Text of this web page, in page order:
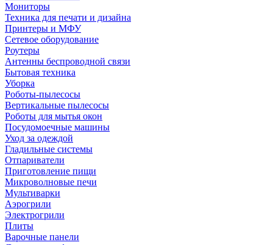
Мониторы
Техника для печати и дизайна
Принтеры и МФУ
Сетевое оборудование
Роутеры
Антенны беспроводной связи
Бытовая техника
Уборка
Роботы-пылесосы
Вертикальные пылесосы
Роботы для мытья окон
Посудомоечные машины
Уход за одеждой
Гладильные системы
Отпариватели
Приготовление пищи
Микроволновые печи
Мультиварки
Аэрогрили
Электрогрили
Плиты
Варочные панели